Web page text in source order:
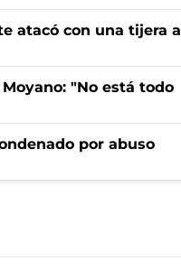
atacó con una tijera a
"No está todo
por abuso